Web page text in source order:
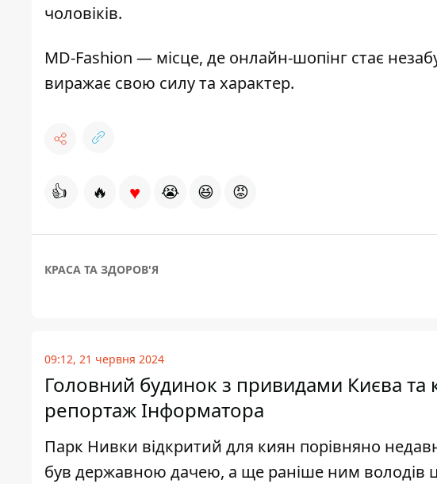
чоловіків.
MD-Fashion — місце, де онлайн-шопінг стає
виражає свою силу та характер.
👍 🔥 ♥ 😭 😆 😡
КРАСА ТА ЗДОРОВ'Я
09:12, 21 червня 2024
Головний будинок з привидами Києва
репортаж Інформатора
Парк Нивки відкритий для киян порівняно
був державною дачею, а ще раніше ним володів